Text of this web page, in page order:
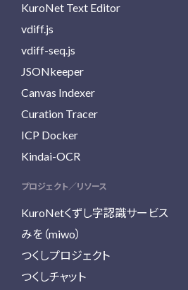
KuroNet Text Editor
vdiff.js
vdiff-seq.js
JSONkeeper
Canvas Indexer
Curation Tracer
ICP Docker
Kindai-OCR
プロジェクト／リソース
KuroNetくずし字認識サービス
みを（miwo）
つくしプロジェクト
つくしチャット